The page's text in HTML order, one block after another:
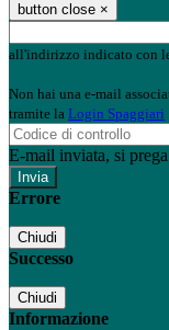
button close ×
all'indirizzo indicato con
Non hai una e-mail
tramite la Login Spaggiari
E-mail inviata, si
Errore
Chiudi
Successo
Chiudi
Informazione